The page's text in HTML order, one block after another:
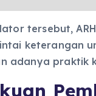
tersebut,
keterangan
adanya praktik